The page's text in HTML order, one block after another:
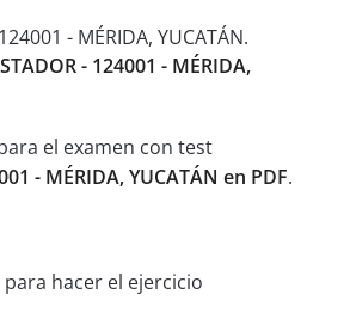
- MÉRIDA, YUCATÁN.
- 124001 - MÉRIDA,
el examen con test
- MÉRIDA, YUCATÁN en PDF.
hacer el ejercicio